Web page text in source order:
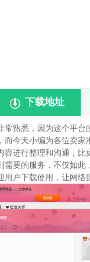
下载地址
熟悉，因为这个平
今天小编为各位卖家
进行整理和沟通，
要的服务，不仅如
户下载使用，让网络